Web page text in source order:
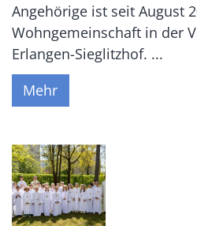
Angehörige ist seit August
Wohngemeinschaft in der
Erlangen-Sieglitzhof. ...
Mehr